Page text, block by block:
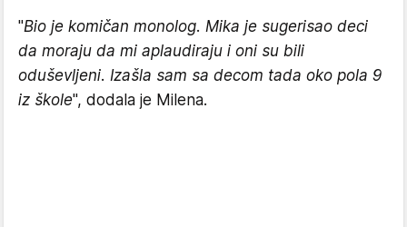
"Bio je komičan monolog. Mika je sugerisao deci
da moraju da mi aplaudiraju i oni su bili
oduševljeni. Izašla sam sa decom tada oko pola 9
iz škole", dodala je Milena.